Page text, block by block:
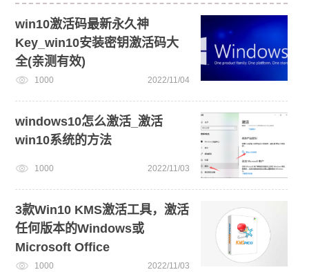
win10激活码最新永久神
Key_win10安装密钥激活码大
全(亲测有效)
1000 2022/11/04
windows10怎么激活_激活
win10系统的方法
1000 2022/11/03
3款Win10 KMS激活工具，激活
任何版本的Windows或
Microsoft Office
1000 2022/11/03